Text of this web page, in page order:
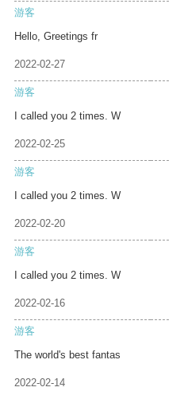
游客
Hello, Greetings fr
2022-02-27
游客
I called you 2 times. W
2022-02-25
游客
I called you 2 times. W
2022-02-20
游客
I called you 2 times. W
2022-02-16
游客
The world's best fantas
2022-02-14